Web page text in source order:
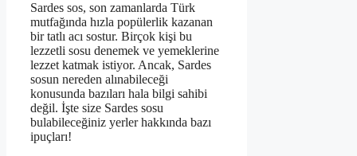
Sardes sos, son zamanlarda Türk
mutfağında hızla popülerlik kazanan
bir tatlı acı sostur. Birçok kişi bu
lezzetli sosu denemek ve yemeklerine
lezzet katmak istiyor. Ancak, Sardes
sosun nereden alınabileceği
konusunda bazıları hala bilgi sahibi
değil. İşte size Sardes sosu
bulabileceğiniz yerler hakkında bazı
ipuçları!